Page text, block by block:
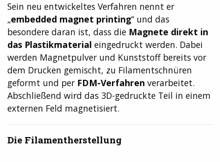
Sein neu entwickeltes Verfahren nennt er
„embedded magnet printing“ und das
besondere daran ist, dass die Magnete direkt in
das Plastikmaterial eingedruckt werden. Dabei
werden Magnetpulver und Kunststoff bereits vor
dem Drucken gemischt, zu Filamentschnüren
geformt und per FDM-Verfahren verarbeitet.
Abschließend wird das 3D-gedruckte Teil in einem
externen Feld magnetisiert.
Die Filamentherstellung